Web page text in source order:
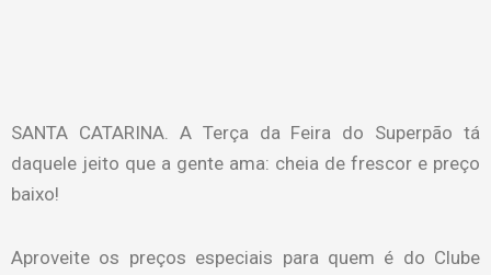
SANTA CATARINA. A Terça da Feira do Superpão tá
daquele jeito que a gente ama: cheia de frescor e preço
baixo!
Aproveite os preços especiais para quem é do Clube